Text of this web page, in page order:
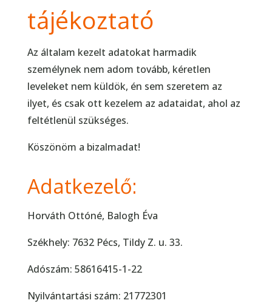
tájékoztató
Az általam kezelt adatokat harmadik
személynek nem adom tovább, kéretlen
leveleket nem küldök, én sem szeretem az
ilyet, és csak ott kezelem az adataidat, ahol az
feltétlenül szükséges.
Köszönöm a bizalmadat!
Adatkezelő:
Horváth Ottóné, Balogh Éva
Székhely: 7632 Pécs, Tildy Z. u. 33.
Adószám: 58616415-1-22
Nyilvántartási szám: 21772301